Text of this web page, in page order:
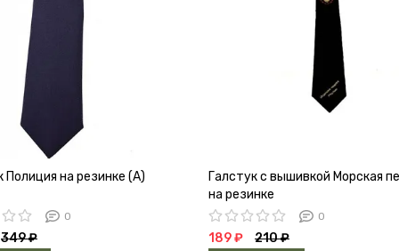
Полиция на резинке (А)
0
349 ₽
Галстук с вышивкой Морская
на резинке
0
189 ₽ 210 ₽